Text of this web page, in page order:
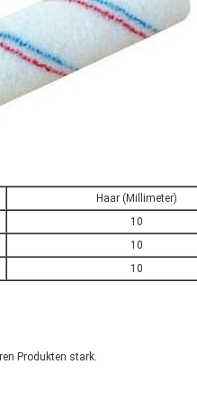
Haar (Millimeter)
10
10
10
Produkten stark.